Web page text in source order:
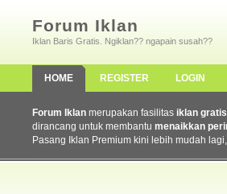
Forum Iklan
Iklan Baris Gratis. Ngiklan?? ngapain susah??
HOME REGISTER LOGIN
Forum Iklan merupakan fasilitas iklan gratis
dirancang untuk membantu menaikkan
Pasang Iklan Premium kini lebih mudah lagi,